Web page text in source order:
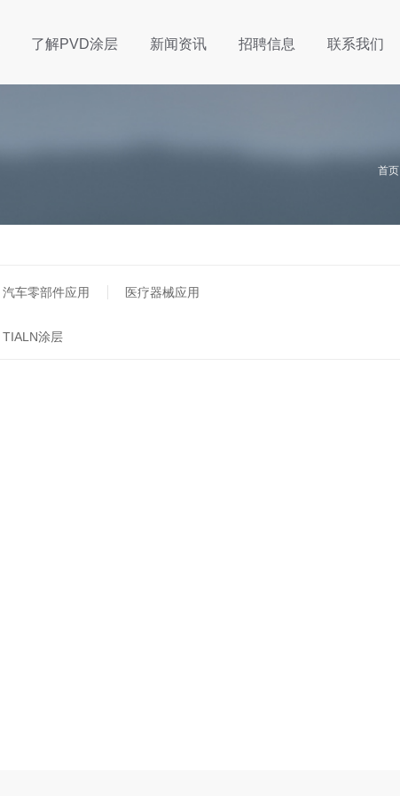
了解PVD涂层 新闻资讯 招聘信息 联系我们
首页
汽车零部件应用 医疗器械应用
TIALN涂层